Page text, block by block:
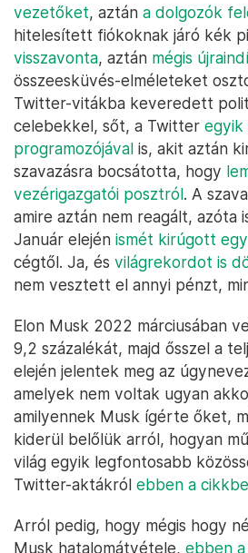
vezetőket, aztán a dolgozók
hitelesített fiókoknak járó kék
visszavonta, aztán mégis
összeesküvés-elméleteket
Twitter-vitákba keveredett
celebekkel, sőt, a Twitter egyik
programozójával is, akit aztán
szavazásra bocsátotta, hogy
vezérigazgatói posztról. A
amire aztán nem reagált, azóta
Január elején ismét kirúgott
cégtől. Ja, és világrekordot is
nem vesztett el annyi pénzt,
Elon Musk 2022 márciusában
9,2 százalékát, majd ősszel a
elején jelentek meg az
amelyek nem voltak ugyan
amilyennek Musk ígérte őket,
kiderül belőlük arról, hogyan
világ egyik legfontosabb
Twitter-aktákról ebben a
Arról pedig, hogy mégis hogy
Musk hatalomátvétele, ebben